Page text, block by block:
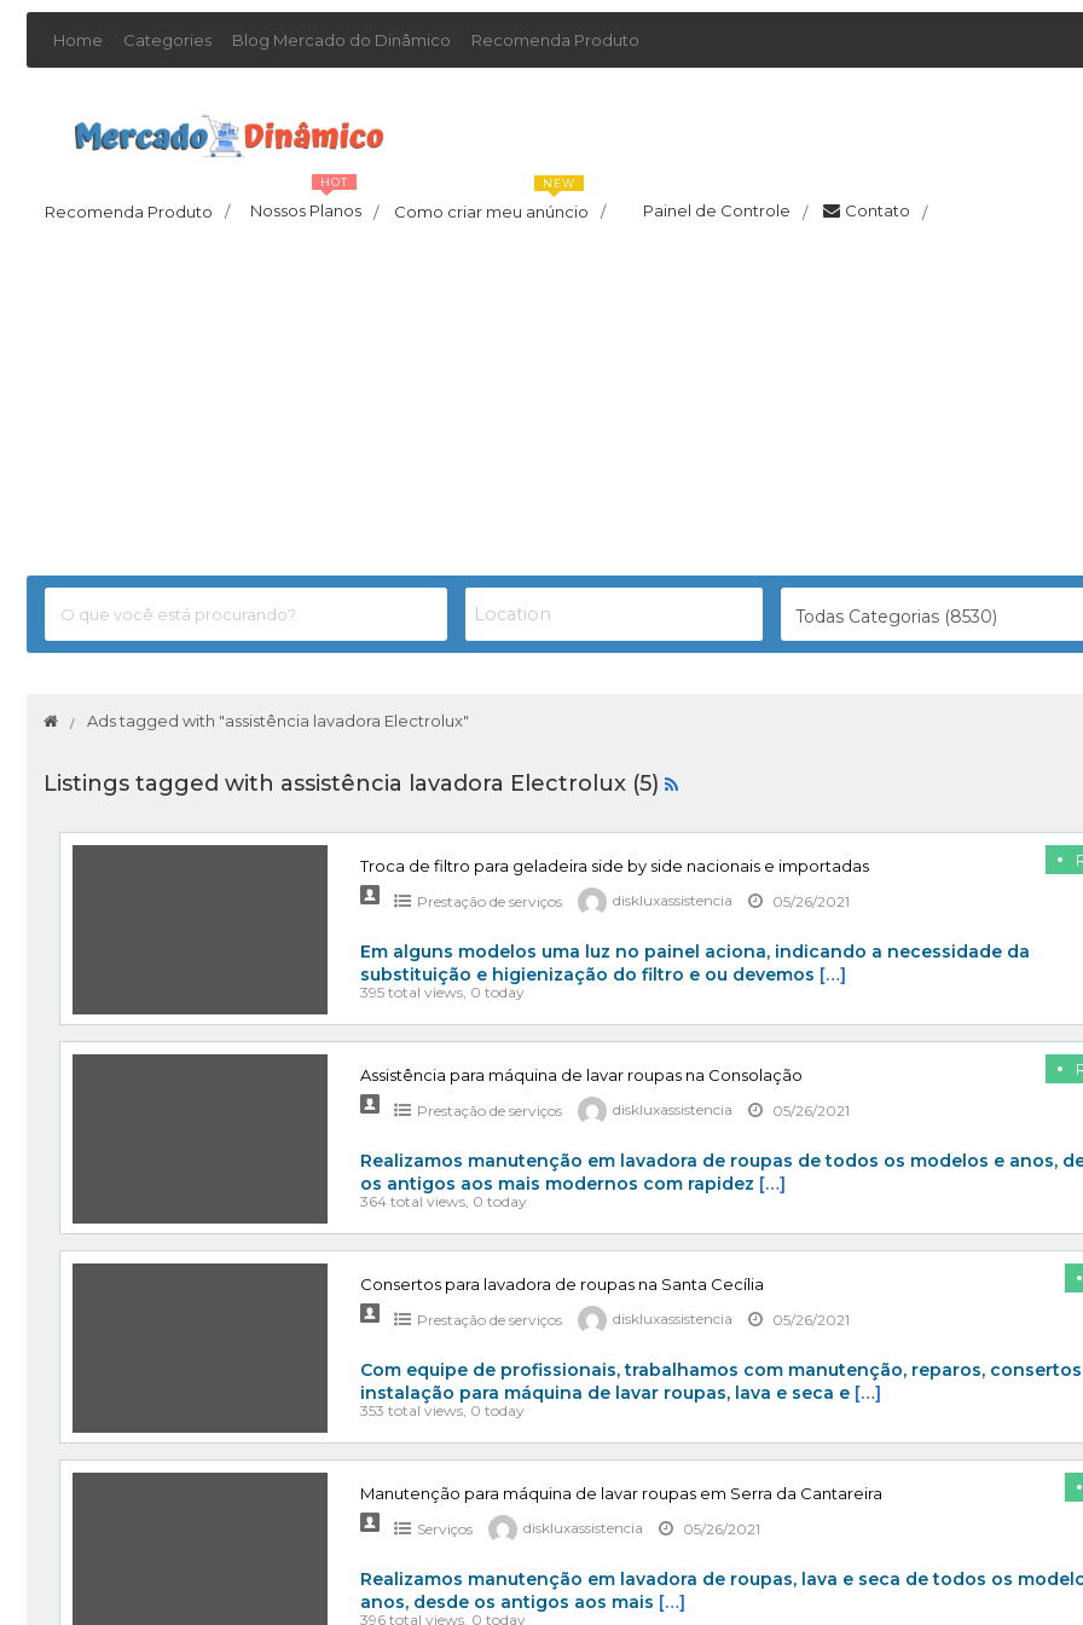
Home Categories Blog Mercado do Dinâmico Recomenda Produto
Recomenda Produto / Nossos Planos /
HOT
Como criar meu anúncio /
NEW
Painel de Controle / Contato /
Todas Categorias (8530)
Ads tagged with "assistência lavadora Electrolux"
Listings tagged with assistência lavadora Electrolux (5)
Troca de filtro para geladeira side by side nacionais e importadas
Prestação de serviços diskluxassistencia 05/26/2021
Em alguns modelos uma luz no painel aciona, indicando a necessidade da
substituição e higienização do filtro e ou devemos […]
395 total views, 0 today
Assistência para máquina de lavar roupas na Consolação
Prestação de serviços diskluxassistencia 05/26/2021
Realizamos manutenção em lavadora de roupas de todos os modelos e anos,
os antigos aos mais modernos com rapidez […]
364 total views, 0 today
Consertos para lavadora de roupas na Santa Cecília
Prestação de serviços diskluxassistencia 05/26/2021
Com equipe de profissionais, trabalhamos com manutenção, reparos,
instalação para máquina de lavar roupas, lava e seca e […]
353 total views, 0 today
Manutenção para máquina de lavar roupas em Serra da Cantareira
Serviços diskluxassistencia 05/26/2021
Realizamos manutenção em lavadora de roupas, lava e seca de todos os
anos, desde os antigos aos mais […]
396 total views, 0 today